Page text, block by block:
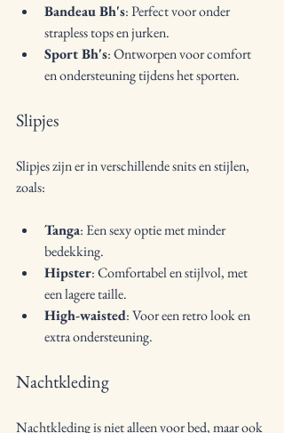
Bandeau Bh's: Perfect voor onder
strapless tops en jurken.
Sport Bh's: Ontworpen voor comfort
en ondersteuning tijdens het sporten.
Slipjes
Slipjes zijn er in verschillende snits en stijlen,
zoals:
Tanga: Een sexy optie met minder
bedekking.
Hipster: Comfortabel en stijlvol, met
een lagere taille.
High-waisted: Voor een retro look en
extra ondersteuning.
Nachtkleding
Nachtkleding is niet alleen voor bed, maar ook